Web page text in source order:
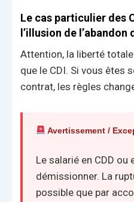
Le cas particulier des
l’illusion de l’abandon
Attention, la liberté
que le CDI. Si vous êtes
contrat, les règles
Avertissement /
Le salarié en CDD ou
démissionner. La
possible que par